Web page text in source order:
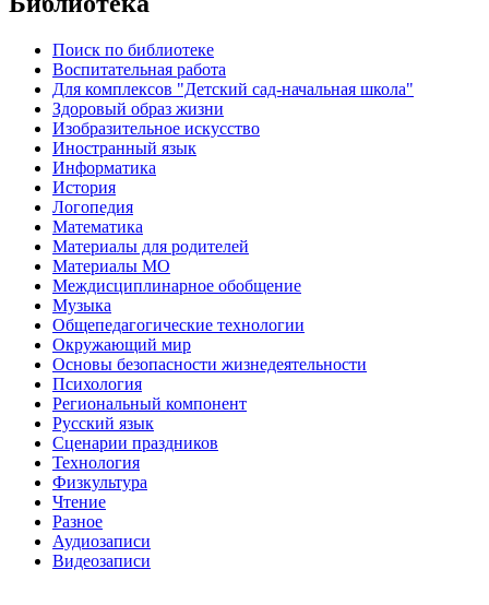
Поиск по библиотеке
Воспитательная работа
Для комплексов "Детский сад-начальная школа"
Здоровый образ жизни
Изобразительное искусство
Иностранный язык
Информатика
История
Логопедия
Математика
Материалы для родителей
Материалы МО
Междисциплинарное обобщение
Музыка
Общепедагогические технологии
Окружающий мир
Основы безопасности жизнедеятельности
Психология
Региональный компонент
Русский язык
Сценарии праздников
Технология
Физкультура
Чтение
Разное
Аудиозаписи
Видеозаписи